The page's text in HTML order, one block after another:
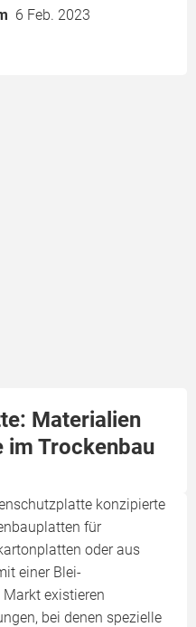
6 Feb. 2023
Materialien
im Trockenbau
konzipierte
für
oder aus
einer Blei-
existieren
bei denen spezielle